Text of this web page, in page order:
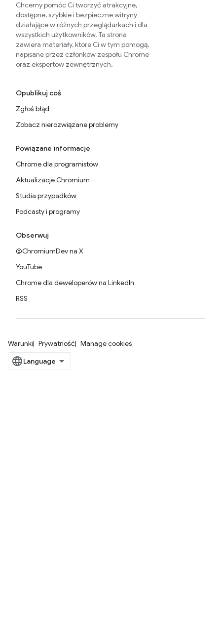
Chcemy pomóc Ci tworzyć atrakcyjne,
dostępne, szybkie i bezpieczne witryny
działające w różnych przeglądarkach i dla
wszystkich użytkowników. Ta strona
zawiera materiały, które Ci w tym pomogą,
napisane przez członków zespołu Chrome
oraz ekspertów zewnętrznych.
Opublikuj coś
Zgłoś błąd
Zobacz nierozwiązane problemy
Powiązane informacje
Chrome dla programistów
Aktualizacje Chromium
Studia przypadków
Podcasty i programy
Obserwuj
@ChromiumDev na X
YouTube
Chrome dla deweloperów na LinkedIn
RSS
Warunki Prywatność Manage cookies